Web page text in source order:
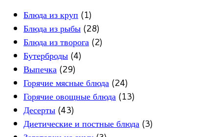
Блюда из круп (1)
Блюда из рыбы (28)
Блюда из творога (2)
Бутерброды (4)
Выпечка (29)
Горячие мясные блюда (24)
Горячие овощные блюда (13)
Десерты (43)
Диетические и постные блюда (3)